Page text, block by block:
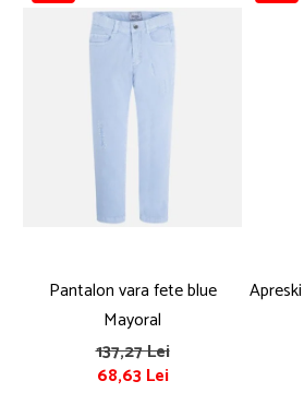
Pijamale
Pulovere/Bolero tricot
Rochite maneca lunga
Rochite maneca scurta
Set 2/3 piese maneca lunga
Set 2/3 piese maneca scurta
Set tricou maneca scurta/Pantalon lung
Trening 2/3 piese primavara
Pantalon vara fete blue
Mayoral
137,27 Lei
68,63 Lei